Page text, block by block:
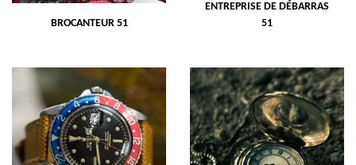
BROCANTEUR 51
ENTREPRISE DE DÉBARRAS
51